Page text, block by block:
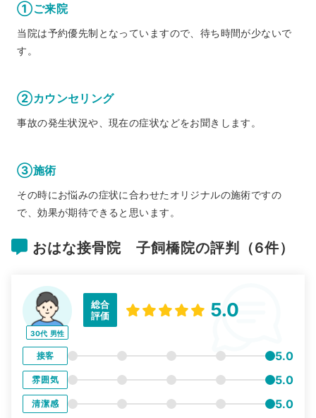
①ご来院
当院は予約優先制となっていますので、待ち時間が少ないで
す。
②カウンセリング
事故の発生状況や、現在の症状などをお聞きします。
③施術
その時にお悩みの症状に合わせたオリジナルの施術ですの
で、効果が期待できると思います。
おはな接骨院 子飼橋院の評判（6件）
30代 男性
総合
評価
5.0
接客 5.0
雰囲気 5.0
清潔感 5.0